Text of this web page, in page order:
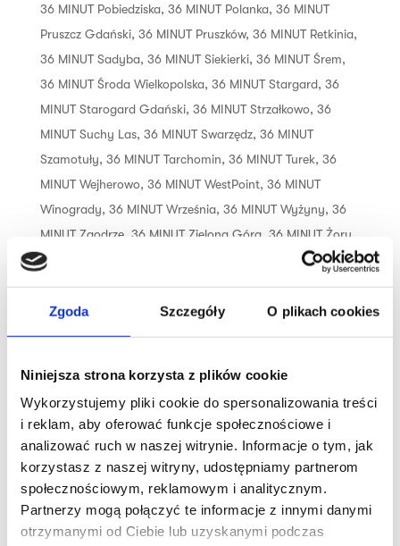
Zgoda Szczegóły O plikach cookies
Niniejsza strona korzysta z plików cookie
Wykorzystujemy pliki cookie do spersonalizowania treści
i reklam, aby oferować funkcje społecznościowe i
analizować ruch w naszej witrynie. Informacje o tym, jak
korzystasz z naszej witryny, udostępniamy partnerom
społecznościowym, reklamowym i analitycznym.
Partnerzy mogą połączyć te informacje z innymi danymi
otrzymanymi od Ciebie lub uzyskanymi podczas
36 MINUT Pobiedziska, 36 MINUT Polanka, 36 MINUT
Pruszcz Gdański, 36 MINUT Pruszków, 36 MINUT Retkinia,
36 MINUT Sadyba, 36 MINUT Siekierki, 36 MINUT Śrem,
36 MINUT Środa Wielkopolska, 36 MINUT Stargard, 36
MINUT Starogard Gdański, 36 MINUT Strzałkowo, 36
MINUT Suchy Las, 36 MINUT Swarzędz, 36 MINUT
Szamotuły, 36 MINUT Tarchomin, 36 MINUT Turek, 36
MINUT Wejherowo, 36 MINUT WestPoint, 36 MINUT
Winogrady, 36 MINUT Września, 36 MINUT Wyżyny, 36
MINUT Zaodrze, 36 MINUT Zielona Góra, 36 MINUT Żory
36 MINUT Żywiec
Trening dopasowany do Twoich
w siłowni. 12 ustawionych w okręgu
urządzeń tworzy obwód siłowo-
wytrzymałościowy, dzięki czemu trening
jest efektywny i skuteczny. Połączenie
treningu cardio...